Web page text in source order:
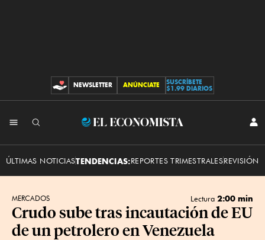
CONTRIBUCIONES
NEWSLETTER ANÚNCIATE
SUSCRÍBETE
$1.99 DIARIOS
El
ÚLTIMAS NOTICIASTENDENCIAS:REPORTES TRIMESTRALESREVISIÓN
MERCADOS Lectura 2:00 min
Crudo sube tras incautación de EU
de un petrolero en Venezuela